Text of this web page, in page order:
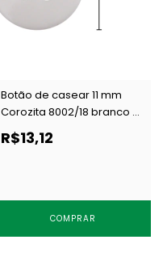
Botão de casear 11 mm
Corozita 8002/18 branco c/
144 un
R$13,12
COMPRAR